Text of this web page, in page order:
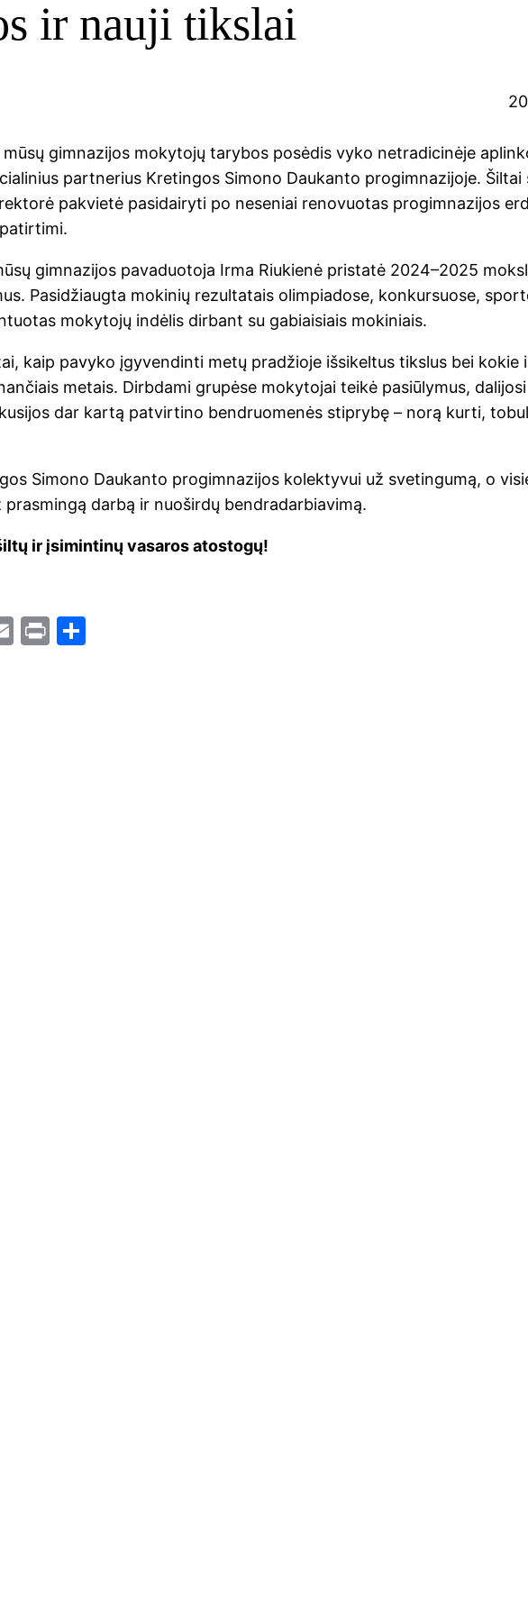
ir nauji tikslai
gimnazijos mokytojų tarybos posėdis vyko netradicinėje
partnerius Kretingos Simono Daukanto progimnazijoje. Šiltai
pakvietė pasidairyti po neseniai renovuotas progimnazijos
gimnazijos pavaduotoja Irma Riukienė pristatė 2024–2025
Pasidžiaugta mokinių rezultatais olimpiadose, konkursuose,
mokytojų indėlis dirbant su gabiaisiais mokiniais.
kaip pavyko įgyvendinti metų pradžioje išsikeltus tikslus bei kokie
metais. Dirbdami grupėse mokytojai teikė pasiūlymus, dalijosi
dar kartą patvirtino bendruomenės stiprybę – norą kurti,
Simono Daukanto progimnazijos kolektyvui už svetingumą, o
prasmingą darbą ir nuoširdų bendradarbiavimą.
ir įsimintinų vasaros atostogų!
E
Pr